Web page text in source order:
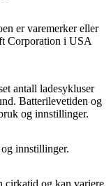
er varemerker eller
Corporation i USA
antall ladesykluser
Batterilevetiden og
og innstillinger.
innstillinger.
cirkatid og kan variere